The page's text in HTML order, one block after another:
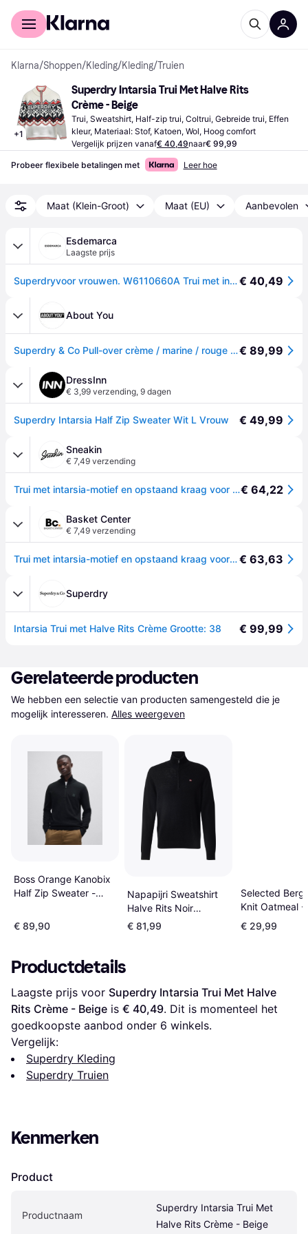
Voor shoppers
Klarna/Shoppen/Kleding/Kleding/Truien
+1
Superdry Intarsia Trui Met Halve Rits
Crème - Beige
Trui, Sweatshirt, Half-zip trui, Coltrui, Gebreide trui, Effen
kleur, Materiaal: Stof, Katoen, Wol, Hoog comfort
Vergelijk prijzen vanaf€ 40,49naar€ 99,99
Probeer flexibele betalingen met Leer hoe
Maat (Klein-Groot) Maat (EU) Aanbevolen
Esdemarca
Laagste prijs
Superdryvoor vrouwen. W6110660A Trui met intarsia beige (S), Casual, Katoen€ 40,49
About You
Superdry & Co Pull-over crème / marine / rouge vif€ 89,99
DressInn
€ 3,99 verzending, 9 dagen
Superdry Intarsia Half Zip Sweater Wit L Vrouw € 49,99
Sneakin
€ 7,49 verzending
Trui met intarsia-motief en opstaand kraag voor dames Superdry - Beige - L€ 64,22
Basket Center
€ 7,49 verzending
Trui met intarsia-motief en opstaand kraag voor dames Superdry - Beige€ 63,63
Superdry
Intarsia Trui met Halve Rits Crème Grootte: 38 € 99,99
Gerelateerde producten
We hebben een selectie van producten samengesteld die je
mogelijk interesseren. Alles weergeven
Boss Orange Kanobix
Half Zip Sweater -
€ 89,90
Napapijri Sweatshirt
Halve Rits Noir
Turtlenecks
€ 81,99
Selected Berg
Knit Oatmeal -
€ 29,99
Productdetails
Laagste prijs voor Superdry Intarsia Trui Met Halve
Rits Crème - Beige is € 40,49. Dit is momenteel het
goedkoopste aanbod onder 6 winkels.
Vergelijk:
Superdry Kleding
Superdry Truien
Kenmerken
Product
Productnaam
Superdry Intarsia Trui Met
Halve Rits Crème - Beige